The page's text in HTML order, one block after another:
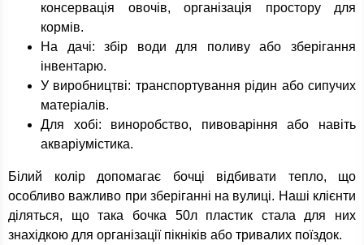
консервація овочів, організація простору для
кормів.
На дачі: збір води для поливу або зберігання
інвентарю.
У виробництві: транспортування рідин або сипучих
матеріалів.
Для хобі: виноробство, пивоваріння або навіть
акваріумістика.
Білий колір допомагає бочці відбивати тепло, що
особливо важливо при зберіганні на вулиці. Наші клієнти
діляться, що така бочка 50л пластик стала для них
знахідкою для організації пікніків або тривалих поїздок.